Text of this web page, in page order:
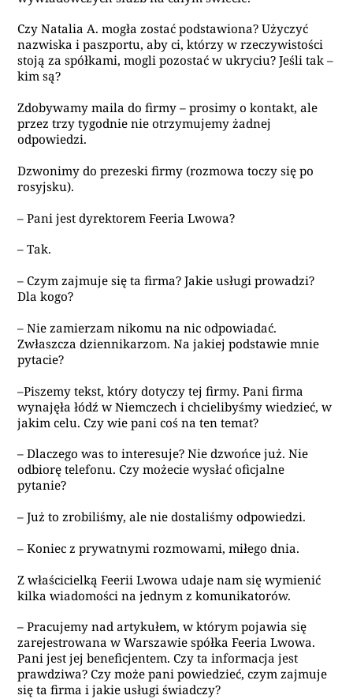
Czy Natalia A. mogła zostać podstawiona? Użyczyć
nazwiska i paszportu, aby ci, którzy w rzeczywistości
stoją za spółkami, mogli pozostać w ukryciu? Jeśli tak –
kim są?
Zdobywamy maila do firmy – prosimy o kontakt, ale
przez trzy tygodnie nie otrzymujemy żadnej
odpowiedzi.
Dzwonimy do prezeski firmy (rozmowa toczy się po
rosyjsku).
– Pani jest dyrektorem Feeria Lwowa?
– Tak.
– Czym zajmuje się ta firma? Jakie usługi prowadzi?
Dla kogo?
– Nie zamierzam nikomu na nic odpowiadać.
Zwłaszcza dziennikarzom. Na jakiej podstawie mnie
pytacie?
–Piszemy tekst, który dotyczy tej firmy. Pani firma
wynajęła łódź w Niemczech i chcielibyśmy wiedzieć, w
jakim celu. Czy wie pani coś na ten temat?
– Dlaczego was to interesuje? Nie dzwońce już. Nie
odbiorę telefonu. Czy możecie wysłać oficjalne
pytanie?
– Już to zrobiliśmy, ale nie dostaliśmy odpowiedzi.
– Koniec z prywatnymi rozmowami, miłego dnia.
Z właścicielką Feerii Lwowa udaje nam się wymienić
kilka wiadomości na jednym z komunikatorów.
– Pracujemy nad artykułem, w którym pojawia się
zarejestrowana w Warszawie spółka Feeria Lwowa.
Pani jest jej beneficjentem. Czy ta informacja jest
prawdziwa? Czy może pani powiedzieć, czym zajmuje
się ta firma i jakie usługi świadczy?